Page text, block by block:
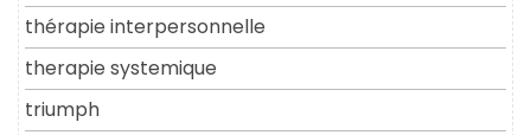
thérapie interpersonnelle
therapie systemique
triumph